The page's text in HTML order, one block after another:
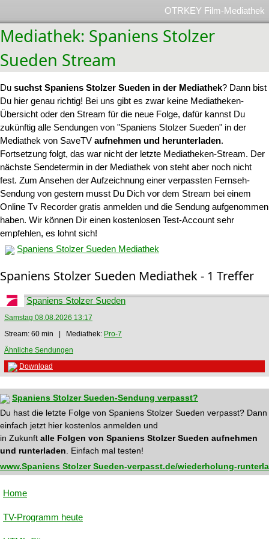
OTRKEY Film-Mediathek
Mediathek: Spaniens Stolzer
Sueden Stream
Du suchst Spaniens Stolzer Sueden in der Mediathek? Dann bist
Du hier genau richtig! Bei uns gibt es zwar keine Mediatheken-
Übersicht oder den Stream für die neue Folge, dafür kannst Du
zukünftig alle Sendungen von "Spaniens Stolzer Sueden" in der
Mediathek von SaveTV aufnehmen und herunterladen.
Fortsetzung folgt, das war nicht der letzte Mediatheken-Stream. Der
nächste Sendetermin in der Mediathek von steht aber noch nicht
fest. Zum Ansehen der Aufzeichnung einer verpassten Fernseh-
Sendung von gestern musst Du Dich vor dem Stream bei einem
Online Tv Recorder gratis anmelden und die Sendung aufgenommen
haben. Wir können Dir einen kostenlosen Test-Account sehr
empfehlen, es lohnt sich!
Spaniens Stolzer Sueden Mediathek
Spaniens Stolzer Sueden Mediathek - 1 Treffer
Spaniens Stolzer Sueden
Samstag 08.08.2026 13:17
Stream: 60 min | Mediathek: Pro-7
Ähnliche Sendungen
Download
Spaniens Stolzer Sueden-Sendung verpasst?
Du hast die letzte Folge von Spaniens Stolzer Sueden verpasst? Dann
einfach jetzt hier kostenlos anmelden und
in Zukunft alle Folgen von Spaniens Stolzer Sueden aufnehmen
und runterladen . Einfach mal testen!
www.Spaniens Stolzer Sueden-verpasst.de/wiederholung-
Home
TV-Programm heute